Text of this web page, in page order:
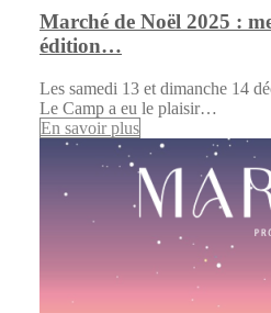
Marché de Noël 2025 :
édition…
Les samedi 13 et dimanche 14
Le Camp a eu le plaisir…
En savoir plus